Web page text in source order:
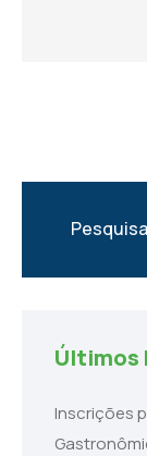
Últimos
Inscrições